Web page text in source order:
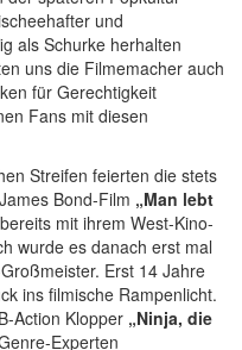
und
als Schurke herhalten
uns die Filmemacher auch
für Gerechtigkeit
Fans mit diesen
Streifen feierten die stets
Bond-Film „Man lebt
mit ihrem West-Kino-
wurde es danach erst mal
Erst 14 Jahre
ins filmische Rampenlicht.
Action Klopper „Ninja, die
Experten